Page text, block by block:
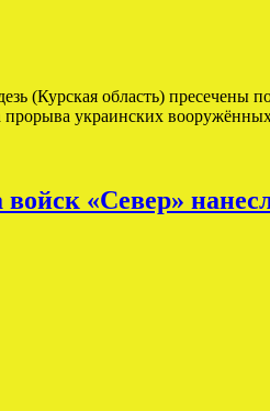
(Курская область)
украинских
«Север»